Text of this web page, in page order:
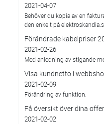
2021-04-07
Behöver du kopia av en
den enkelt på
Förändrade kabelpriser
2021-02-26
Med anledning av stigande
Visa kundnetto i
2021-02-09
Förändring av funktion.
Få översikt över dina
2021-02-02